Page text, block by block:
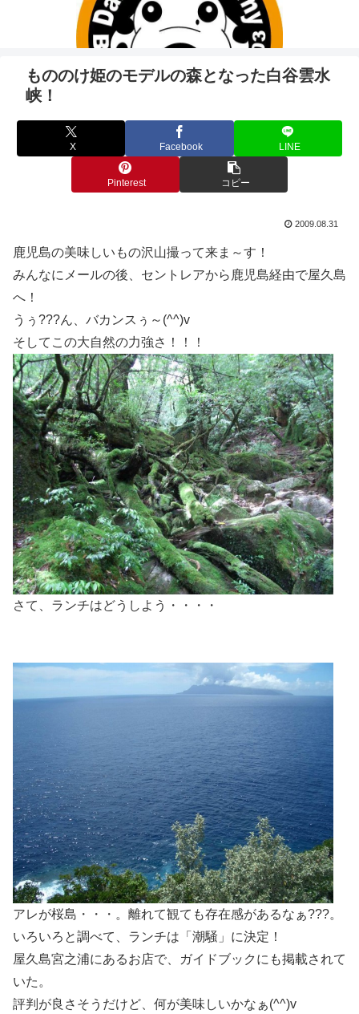
もののけ姫のモデルの森となった白谷雲水
峡！
X Facebook LINE
Pinterest コピー
2009.08.31
鹿児島の美味しいもの沢山撮って来ま～す！
みんなにメールの後、セントレアから鹿児島経由で屋久島
へ！
うぅ???ん、バカンスぅ～(^^)v
そしてこの大自然の力強さ！！！
さて、ランチはどうしよう・・・・
アレが桜島・・・。離れて観ても存在感があるなぁ???。
いろいろと調べて、ランチは「潮騒」に決定！
屋久島宮之浦にあるお店で、ガイドブックにも掲載されて
いた。
評判が良さそうだけど、何が美味しいかなぁ(^^)v